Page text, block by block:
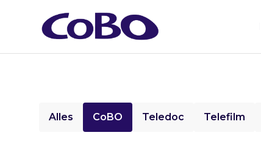
Alles CoBO Teledoc Telefilm